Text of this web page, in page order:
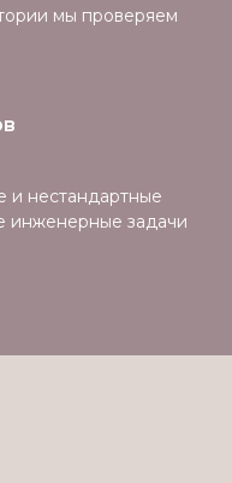
мы проверяем
и нестандартные
инженерные задачи